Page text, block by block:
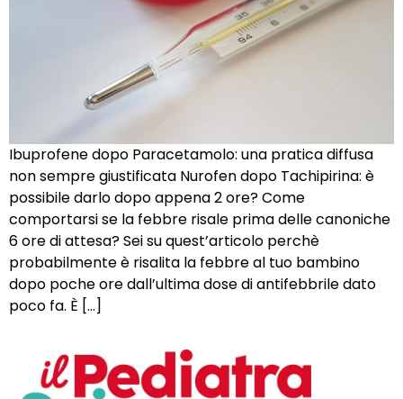
Ibuprofene dopo Paracetamolo: una pratica diffusa
non sempre giustificata Nurofen dopo Tachipirina: è
possibile darlo dopo appena 2 ore? Come
comportarsi se la febbre risale prima delle canoniche
6 ore di attesa? Sei su quest’articolo perchè
probabilmente è risalita la febbre al tuo bambino
dopo poche ore dall’ultima dose di antifebbrile dato
poco fa. È […]